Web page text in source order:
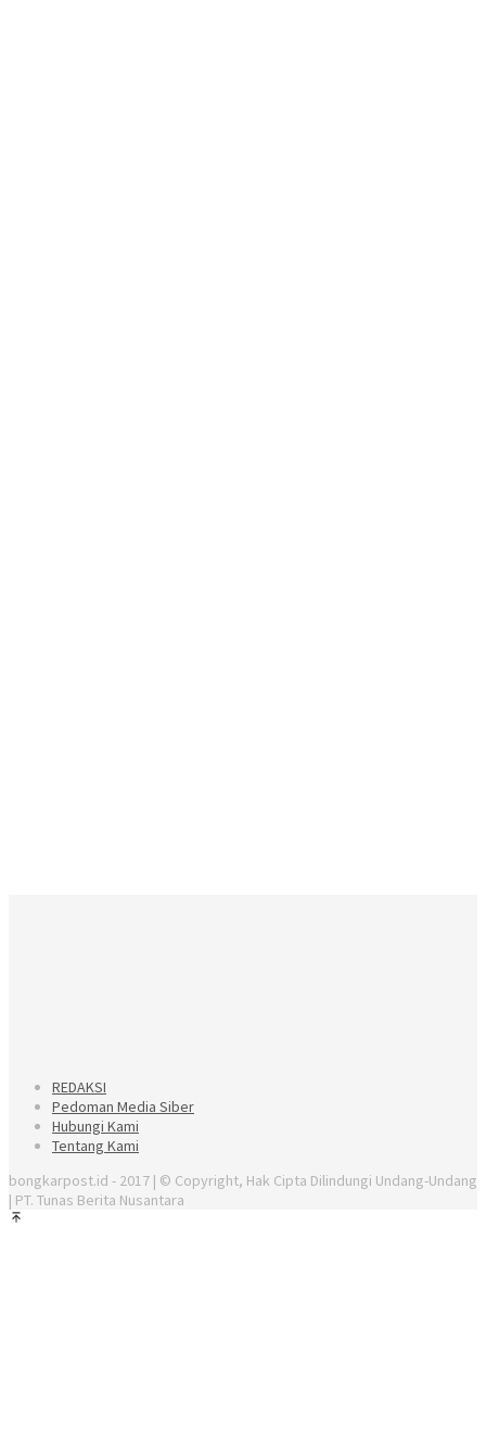
REDAKSI
Pedoman Media Siber
Hubungi Kami
Tentang Kami
bongkarpost.id - 2017 | © Copyright, Hak Cipta Dilindungi Undang-Undang
| PT. Tunas Berita Nusantara